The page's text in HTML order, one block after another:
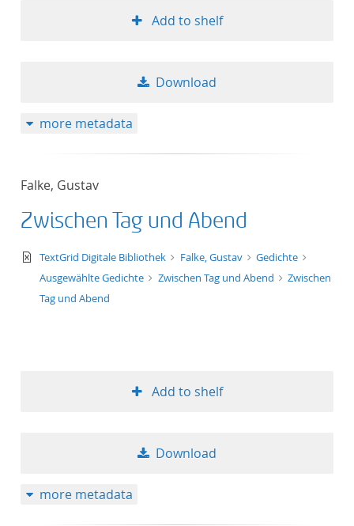
Add to shelf
Download
more metadata
Falke, Gustav
Zwischen Tag und Abend
text/xml
TextGrid Digitale Bibliothek Falke, Gustav
Gedichte
Ausgewählte Gedichte
Zwischen Tag und Abend
Zwischen
Tag und Abend
Add to shelf
Download
more metadata